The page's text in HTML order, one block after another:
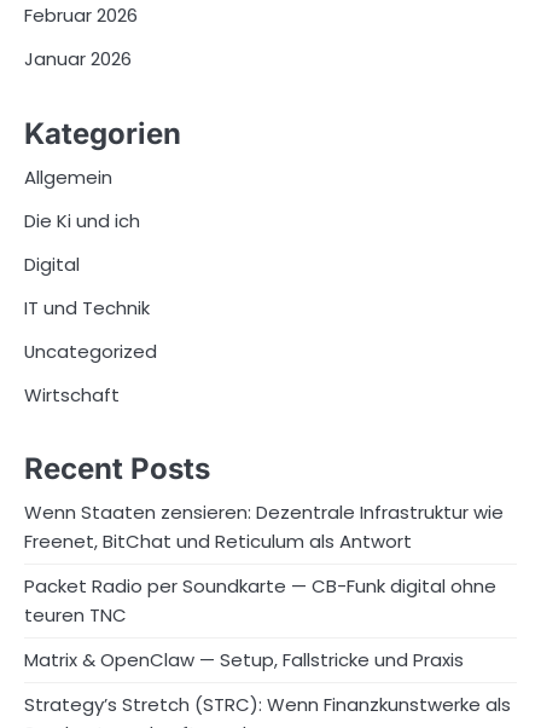
Februar 2026
Januar 2026
Kategorien
Allgemein
Die Ki und ich
Digital
IT und Technik
Uncategorized
Wirtschaft
Recent Posts
Wenn Staaten zensieren: Dezentrale Infrastruktur wie
Freenet, BitChat und Reticulum als Antwort
Packet Radio per Soundkarte — CB-Funk digital ohne
teuren TNC
Matrix & OpenClaw — Setup, Fallstricke und Praxis
Strategy’s Stretch (STRC): Wenn Finanzkunstwerke als